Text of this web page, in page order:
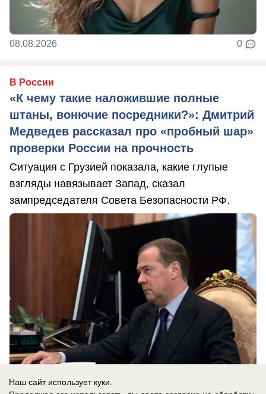
08.08.2026 0
В России
«К чему такие наложившие полные
штаны, вонючие посредники?»: Дмитрий
Медведев рассказал про «пробный шар»
проверки России на прочность
Ситуация с Грузией показала, какие глупые
взгляды навязывает Запад, сказал
зампредседателя Совета Безопасности РФ.
Наш сайт использует куки.